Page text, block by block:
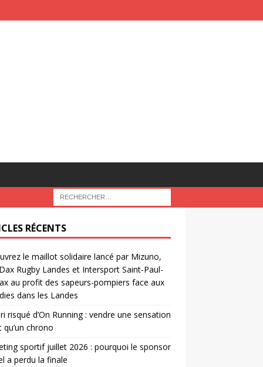
RÉCENTS
le maillot solidaire lancé par Mizuno,
Dax Rugby Landes et Intersport Saint-Paul-
au profit des sapeurs-pompiers face aux
dans les Landes
risqué d’On Running : vendre une sensation
chrono
sportif juillet 2026 : pourquoi le sponsor
a perdu la finale